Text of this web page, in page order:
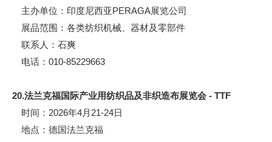
主办单位：印度尼西亚PERAGA展览公司
展品范围：各类纺织机械、器材及零部件
联系人：石爽
电话：010-85229663
20.法兰克福国际产业用纺织品及非织造布展览会 - TTF
时间：2026年4月21-24日
地点：德国法兰克福